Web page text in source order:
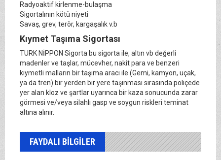
Radyoaktif kirlenme-bulaşma
Sigortalının kötü niyeti
Savaş, grev, terör, kargaşalık v.b
Kıymet Taşıma Sigortası
TURK NİPPON Sigorta bu sigorta ile, altın vb değerli
madenler ve taşlar, mücevher, nakit para ve benzeri
kıymetli malların bir taşıma aracı ile (Gemi, kamyon, uçak,
ya da tren) bir yerden bir yere taşınması sırasında poliçede
yer alan kloz ve şartlar uyarınca bir kaza sonucunda zarar
görmesi ve/veya silahlı gasp ve soygun riskleri teminat
altına alınır.
FAYDALI BİLGİLER